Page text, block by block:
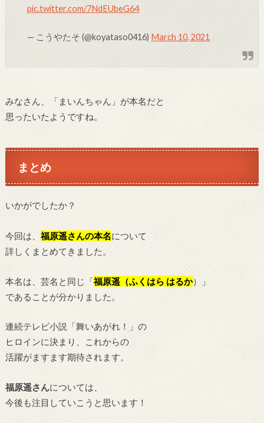
pic.twitter.com/7NdEUbeG64
— こうやたそ (@koyataso0416) March 10, 2021
みなさん、「まいんちゃん」が本名だと
思ったいたようですね。
まとめ
いかがでしたか？
今回は、 福原遥さんの本名について
詳しくまとめてきました。
本名は、芸名と同じ「福原遥（ふくはら はるか）」
であることが分かりました。
連続テレビ小説「舞いあがれ！」の
ヒロインに決まり、これからの
活躍がますます期待されます。
福原遥さんについては、
今後も注目していこうと思います！